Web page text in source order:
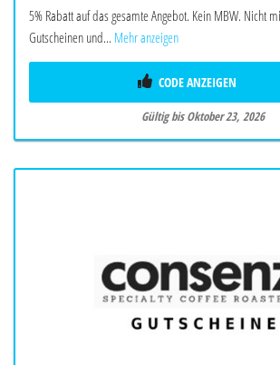
5% Rabatt auf das gesamte Angebot. Kein MBW. Nicht
Gutscheinen und... Mehr anzeigen
CODE ANZEIGEN
Gültig bis Oktober 23, 2026